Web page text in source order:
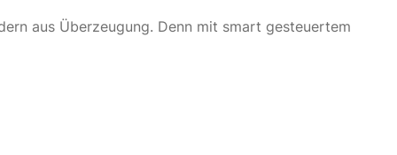
aus Überzeugung. Denn mit smart gesteuertem